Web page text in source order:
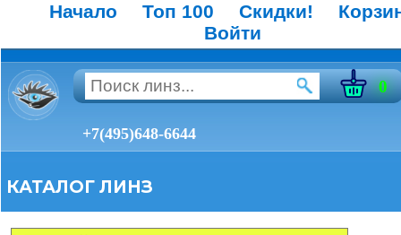
Начало Топ 100 Скидки!
Войти
0
+7(495)648-6644
КАТАЛОГ ЛИНЗ